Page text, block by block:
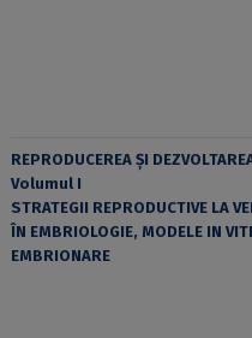
REPRODUCEREA ȘI
Volumul I
STRATEGII REPRODUCTIVE LA
ÎN EMBRIOLOGIE, MODELE IN
EMBRIONARE